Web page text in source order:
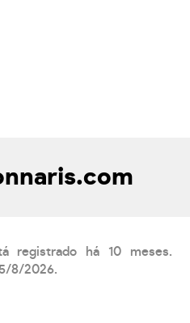
registrado há 10 meses.
8/2026.